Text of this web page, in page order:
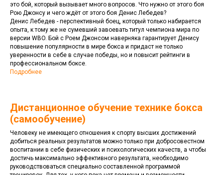
это бой, который вызывает много вопросов. Что нужно от этого боя
Рою Джонсу и чего ждёт от этого боя Денис Лебедев?
Денис Лебедев - перспективный боец, который только набирается
опыта, к тому же не сумевший завоевать титул чемпиона мира по
версии WBO. Бой с Роем Джонсом наверняка гарантирует Денису
повышение популярности в мире бокса и придаст не только
уверенности в себе в случае победы, но и повысит рейтинги в
профессиональном боксе.
Подробнее
Дистанционное обучение технике бокса
(самообучение)
Человеку не имеющего отношения к спорту высших достижений
добиться реальных результатов можно только при добросовестном
воспитании в себе физических и психологических качеств, а чтобы
достичь максимально эффективного результата, необходимо
руководствоваться специально составленной программой